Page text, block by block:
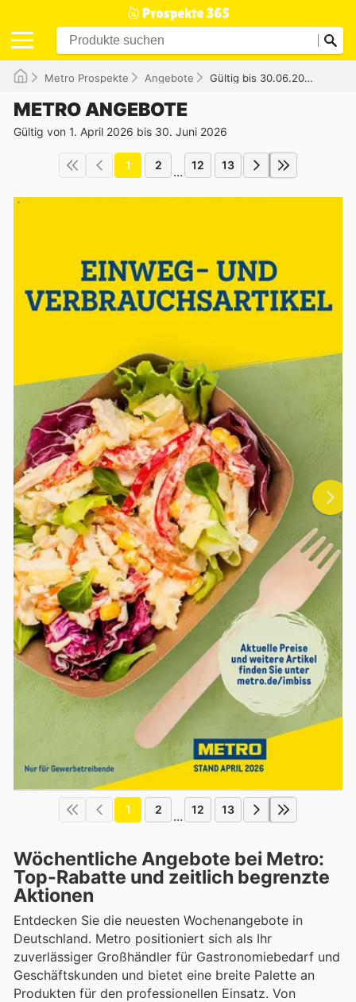
Metro Prospekte Angebote Gültig bis 30.06.2026
METRO ANGEBOTE
Gültig von 1. April 2026 bis 30. Juni 2026
1 2 ... 12 13
1 2 ... 12 13
Wöchentliche Angebote bei Metro:
Top-Rabatte und zeitlich begrenzte
Aktionen
Entdecken Sie die neuesten Wochenangebote in
Deutschland. Metro positioniert sich als Ihr
zuverlässiger Großhändler für Gastronomiebedarf und
Geschäftskunden und bietet eine breite Palette an
Produkten für den professionellen Einsatz. Von